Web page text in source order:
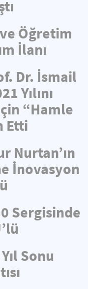
Öğretim
İlanı
Dr. İsmail
Yılını
“Hamle
Etti
Nurtan’ın
İnovasyon
Sergisinde
Sonu